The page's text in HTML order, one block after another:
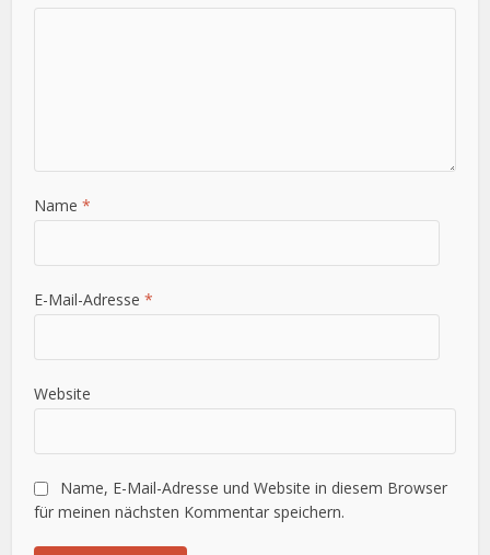
Name*
E-Mail-Adresse*
Website
Name, E-Mail-Adresse und Website in diesem Browser
für meinen nächsten Kommentar speichern.